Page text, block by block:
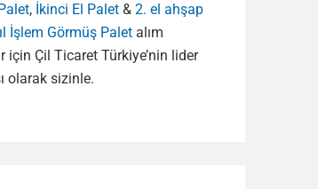
, İkinci El Palet &2. el ahşap
İşlem Görmüş Palet alım
için Çil Ticaret Türkiye’nin lider
olarak sizinle.